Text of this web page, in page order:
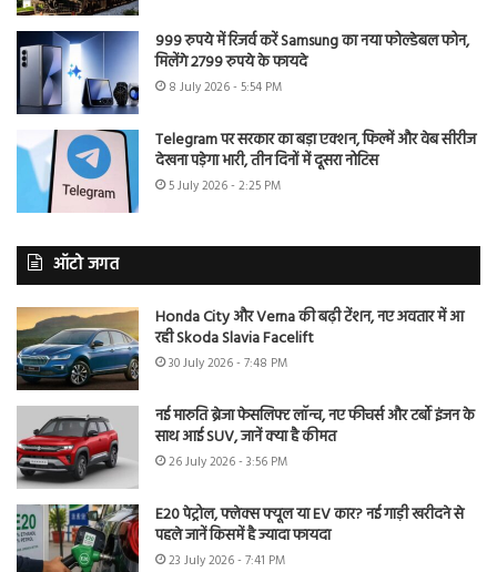
999 रुपये में रिजर्व करें Samsung का नया फोल्डेबल फोन,
मिलेंगे 2799 रुपये के फायदे
8 July 2026 - 5:54 PM
Telegram पर सरकार का बड़ा एक्शन, फिल्में और वेब सीरीज
देखना पड़ेगा भारी, तीन दिनों में दूसरा नोटिस
5 July 2026 - 2:25 PM
ऑटो जगत
Honda City और Verna की बढ़ी टेंशन, नए अवतार में आ
रही Skoda Slavia Facelift
30 July 2026 - 7:48 PM
नई मारुति ब्रेजा फेसलिफ्ट लॉन्च, नए फीचर्स और टर्बो इंजन के
साथ आई SUV, जानें क्या है कीमत
26 July 2026 - 3:56 PM
E20 पेट्रोल, फ्लेक्स फ्यूल या EV कार? नई गाड़ी खरीदने से
पहले जानें किसमें है ज्यादा फायदा
23 July 2026 - 7:41 PM